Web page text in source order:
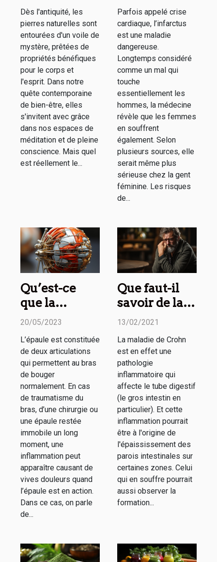
dans les
pratiques de
méditation et
de
mindfulness
Dès l'antiquité, les
pierres naturelles sont
entourées d'un voile de
mystère, prêtées de
propriétés bénéfiques
pour le corps et
l'esprit. Dans notre
quête contemporaine
de bien-être, elles
s'invitent avec grâce
dans nos espaces de
méditation et de pleine
conscience. Mais quel
est réellement le...
femme ?
Parfois appelé crise
cardiaque, l’infarctus
est une maladie
dangereuse.
Longtemps considéré
comme un mal qui
touche
essentiellement les
hommes, la médecine
révèle que les femmes
en souffrent
également. Selon
plusieurs sources, elle
serait même plus
sérieuse chez la gent
féminine. Les risques
de...
Qu’est-ce
que la
capsulite
20/05/2023
L’épaule est constituée
de deux articulations
qui permettent au bras
de bouger
normalement. En cas
de traumatisme du
bras, d’une chirurgie ou
une épaule restée
immobile un long
moment, une
inflammation peut
apparaître causant de
vives douleurs quand
l’épaule est en action.
Dans ce cas, on parle
de...
Que faut-il
savoir de la
maladie de
13/02/2021
La maladie de Crohn
est en effet une
pathologie
inflammatoire qui
affecte le tube digestif
(le gros intestin en
particulier). Et cette
inflammation pourrait
être à l'origine de
l'épaississement des
parois intestinales sur
certaines zones. Celui
qui en souffre pourrait
aussi observer la
formation...